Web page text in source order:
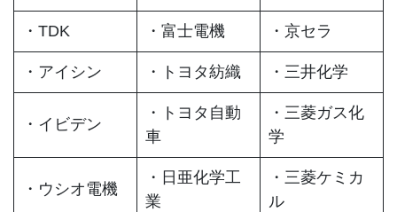
・TDK ・富士電機 ・京セラ
・アイシン ・トヨタ紡織 ・三井化学
・イビデン
・トヨタ自動
車
・三菱ガス化
学
・ウシオ電機
・日亜化学工
業
・三菱ケミカ
ル